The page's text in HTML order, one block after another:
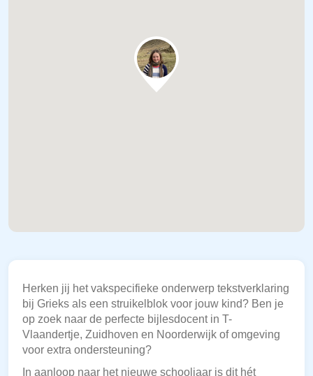
Herken jij het vakspecifieke onderwerp tekstverklaring
bij Grieks als een struikelblok voor jouw kind? Ben je
op zoek naar de perfecte bijlesdocent in T-
Vlaandertje, Zuidhoven en Noorderwijk of omgeving
voor extra ondersteuning?
In aanloop naar het nieuwe schooljaar is dit hét